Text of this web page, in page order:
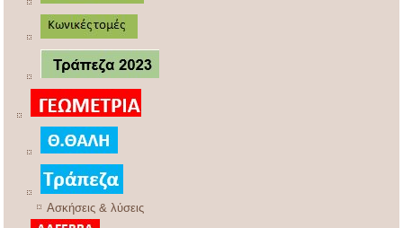
Ασκήσεις & λύσεις